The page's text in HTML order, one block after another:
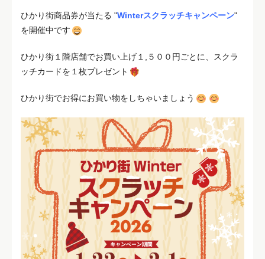
ひかり街商品券が当たる "Winterスクラッチキャンペーン"
を開催中です
ひかり街１階店舗でお買い上げ１,５００円ごとに、スクラ
ッチカードを１枚プレゼント
ひかり街でお得にお買い物をしちゃいましょう